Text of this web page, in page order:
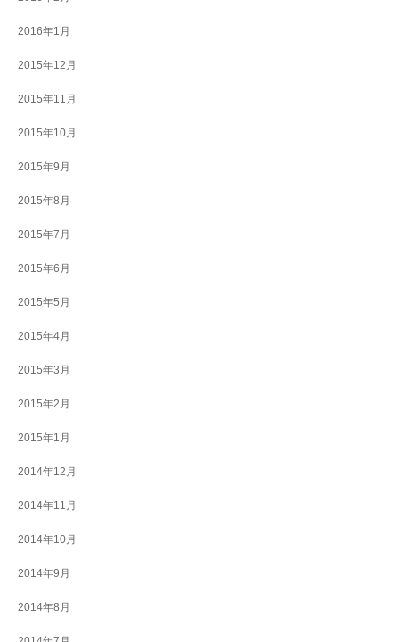
2016年1月
2015年12月
2015年11月
2015年10月
2015年9月
2015年8月
2015年7月
2015年6月
2015年5月
2015年4月
2015年3月
2015年2月
2015年1月
2014年12月
2014年11月
2014年10月
2014年9月
2014年8月